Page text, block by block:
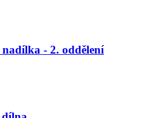
- 2. oddělení